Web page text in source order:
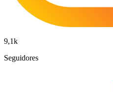
9,1k
Seguidores